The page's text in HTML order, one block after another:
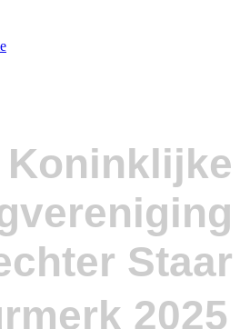
Koninklijke
Staar